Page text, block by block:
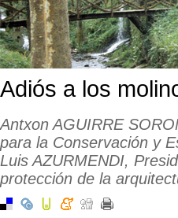
Adiós a los
Antxon AGUIRRE
para la Conservación y
Luis AZURMENDI,
protección de la